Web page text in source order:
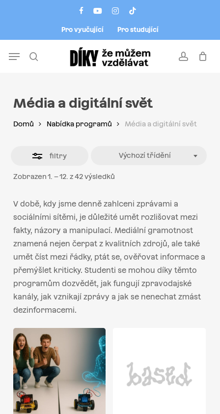
facebookyoutubeinstagram
tiktok
Pro vyučující Pro studující
account
Menu
Média a digitální svět
Domů Nabídka programů Média a digitální svět
filtry
Zobrazen 1. – 12. z 42 výsledků
Výchozí třídění
V době, kdy jsme denně zahlceni zprávami a
sociálními sítěmi, je důležité umět rozlišovat mezi
fakty, názory a manipulací. Mediální gramotnost
znamená nejen čerpat z kvalitních zdrojů, ale také
umět číst mezi řádky, ptát se, ověřovat informace a
přemýšlet kriticky. Studenti se mohou díky těmto
programům dozvědět, jak fungují zpravodajské
kanály, jak vznikají zprávy a jak se nenechat zmást
dezinformacemi.